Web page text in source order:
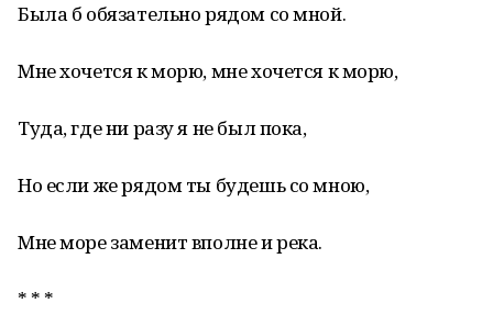
Была б обязательно рядом со мной.
Мне хочется к морю, мне хочется к морю,
Туда, где ни разу я не был пока,
Но если же рядом ты будешь со мною,
Мне море заменит вполне и река.
* * *